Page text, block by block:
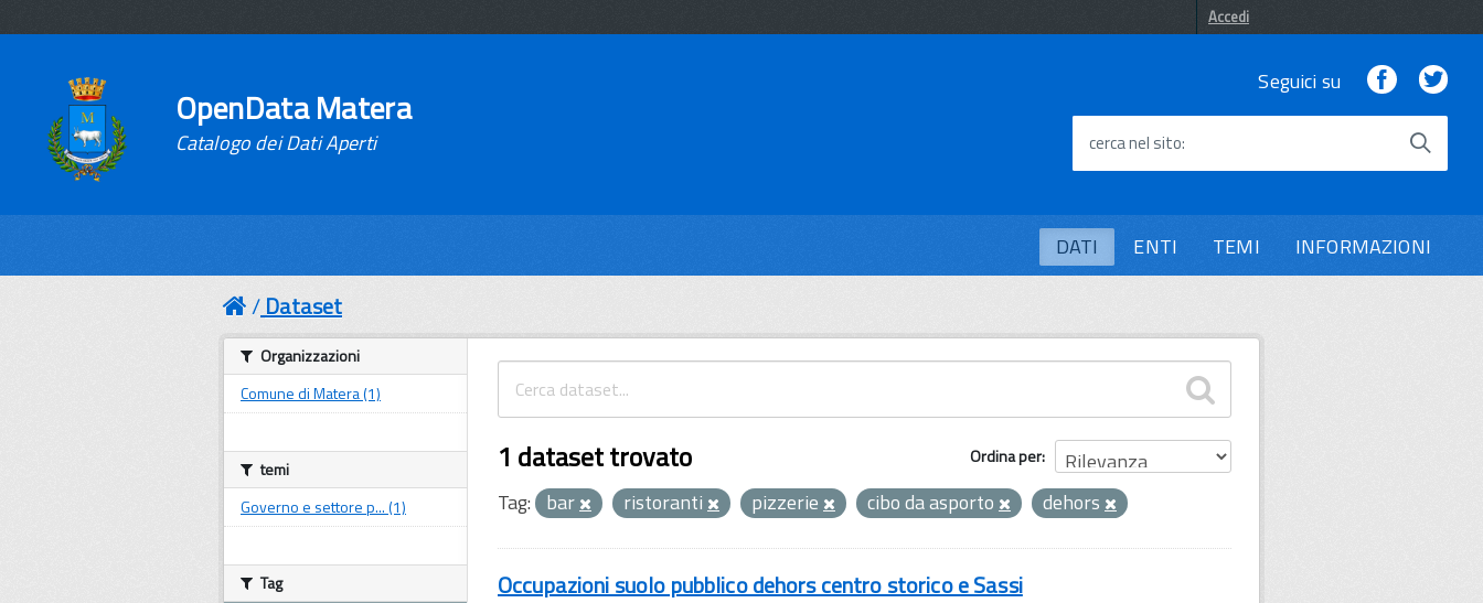
Accedi
OpenData Matera
Catalogo dei Dati Aperti
Seguici su Facebook
cerca nel sito
DATI ENTI TEMI INFORMAZIONI
Dataset
Ordina per
1 dataset trovato
Tag: bar ristoranti pizzerie cibo da asporto dehors
Occupazioni suolo pubblico dehors centro storico e Sassi
Organizzazioni
Comune di Matera (1)
temi
Governo e settore p... (1)
Tag